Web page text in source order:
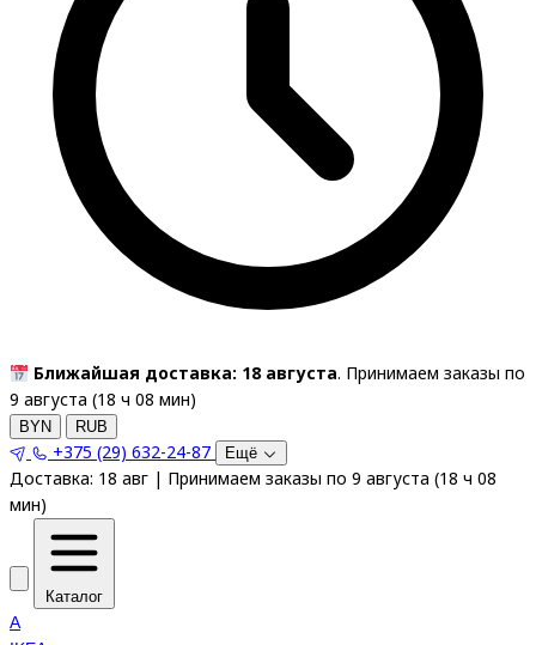
Ближайшая доставка: 18 августа. Принимаем заказы по
9 августа (18 ч 08 мин)
BYN RUB
+375 (29) 632-24-87 Ещё
Доставка: 18 авг | Принимаем заказы по 9 августа (18 ч 08
мин)
Каталог
A